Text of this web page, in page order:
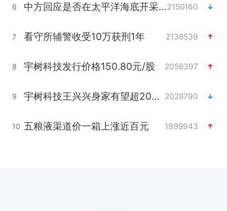
6 中方回应是否在太平洋海底开采稀土2150160
7 看守所辅警收受10万获刑1年 2138539
8 宇树科技发行价格150.80元/股 2056397
9 宇树科技王兴兴身家有望超200亿元 2028790
10 五粮液渠道价一箱上涨近百元 1999943